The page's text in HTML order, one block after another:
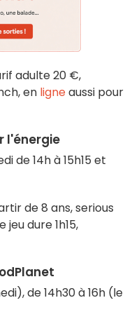
adulte 20 €,
en ligneaussi pour
l'énergie
de 14h à 15h15 et
de 8 ans, serious
dure 1h15,
de 14h30 à 16h (le